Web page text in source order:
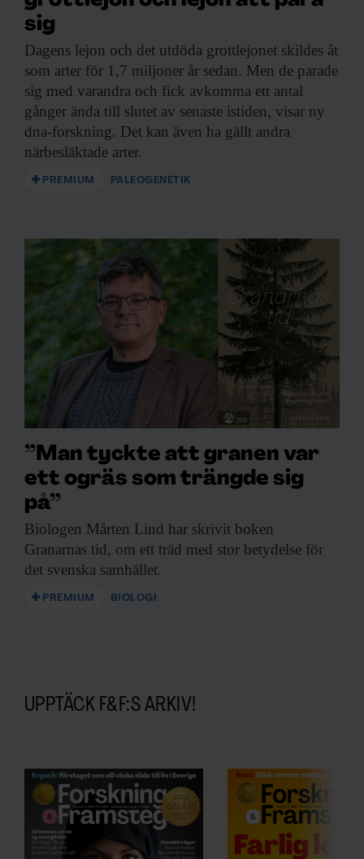
sig
Dagens lejon och det utdöda grottlejonet skildes åt
som arter för 1,7 miljoner år sedan. Men de parade
sig med varandra och fick avkomma ett antal
gånger ända till slutet av senaste istiden, visar ny
dna-forskning. Det kan även ha gällt andra
närbesläktade arter.
PREMIUM PALEOGENETIK
”Man tyckte att granen var
ett ogräs som trängde sig
på”
Biologen Mårten Lind har skrivit boken
Granarnas tid, om ett träd med stor betydelse för
det svenska samhället.
PREMIUM BIOLOGI
UPPTÄCK F&F:S ARKIV!